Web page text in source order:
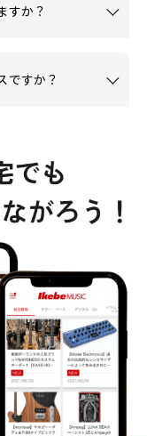
すか？
ですか？